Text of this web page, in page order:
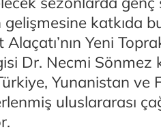
gelişmesine katkıda
Yeni
Dr. Necmi
Yunanistan ve
uluslararası